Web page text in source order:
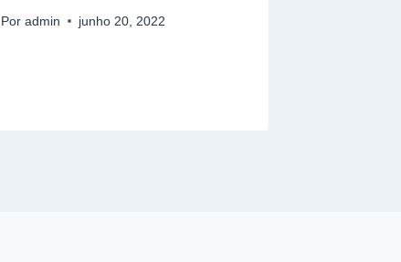
Por admin junho 20, 2022